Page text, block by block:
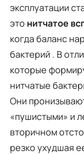
эксплуатации
это нитчатое
когда баланс
бактерий . В
которые
нитчатые
Они
«пушистыми» и
вторичном
резко ухудшая